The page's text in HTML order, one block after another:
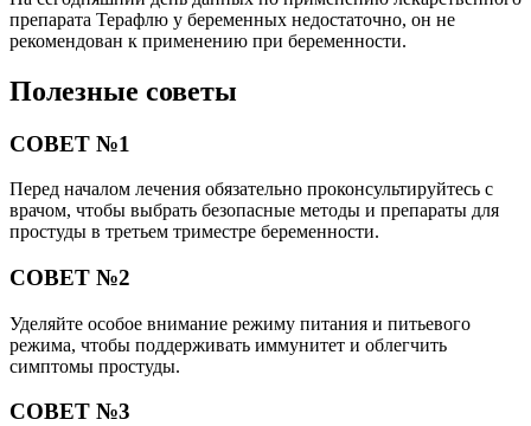
препарата Терафлю у беременных недостаточно, он не
рекомендован к применению при беременности.
Полезные советы
СОВЕТ №1
Перед началом лечения обязательно проконсультируйтесь с
врачом, чтобы выбрать безопасные методы и препараты для
простуды в третьем триместре беременности.
СОВЕТ №2
Уделяйте особое внимание режиму питания и питьевого
режима, чтобы поддерживать иммунитет и облегчить
симптомы простуды.
СОВЕТ №3